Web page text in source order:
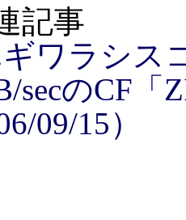
記事
ワラシス
secのCF「
09/15）